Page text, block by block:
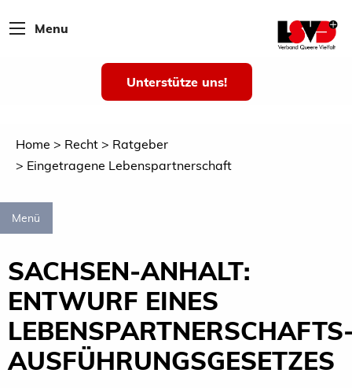
Menu
Unterstütze uns!
Home Recht
Ratgeber
Eingetragene Lebenspartnerschaft
Menü
SACHSEN-ANHALT:
ENTWURF EINES
AUSFÜHRUNGSGESETZES